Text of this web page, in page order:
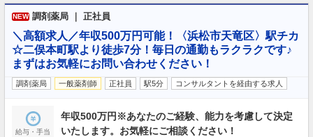
NEW 調剤薬局 ｜ 正社員
＼高額求人／年収500万円可能！〈浜松市天竜区〉駅チカ
☆二俣本町駅より徒歩7分！毎日の通勤もラクラクです♪
まずはお気軽にお問い合わせください！
調剤薬局 一般薬剤師 正社員 駅5分 コンサルタントを経由する求人
給与・手当
年収500万円※あなたのご経験、能力を考慮して決定
いたします。お気軽にご相談ください！